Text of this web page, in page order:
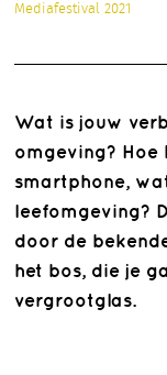
Mediafestival 2021
Wat is jouw
omgeving?
smartphone,
leefomgeving?
door de
het bos, die je
vergrootglas.